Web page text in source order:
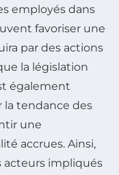
employés dans
favoriser une
par des actions
la législation
également
la tendance des
une
accrues. Ainsi,
acteurs impliqués